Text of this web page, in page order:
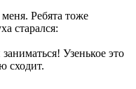
Ребята тоже
старался:
Узенькое это
сходит.